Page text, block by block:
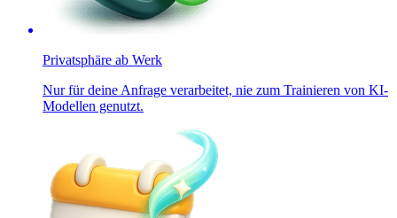
Privatsphäre ab Werk
Nur für deine Anfrage verarbeitet, nie zum Trainieren von KI-
Modellen genutzt.